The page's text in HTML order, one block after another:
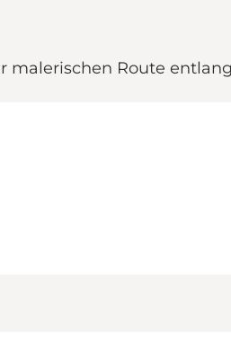
Route